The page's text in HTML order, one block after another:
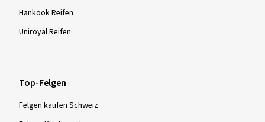
Hankook Reifen
Uniroyal Reifen
Top-Felgen
Felgen kaufen Schweiz